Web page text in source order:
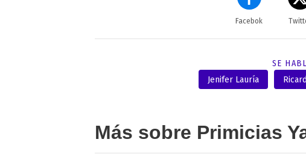
Facebok
SE
Jenifer Lauría
Más sobre Primicias